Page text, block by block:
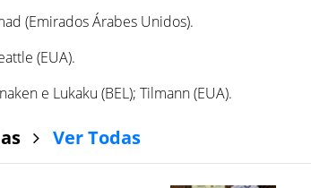
(Emirados Árabes Unidos).
(EUA).
e Lukaku (BEL); Tilmann (EUA).
Ver Todas